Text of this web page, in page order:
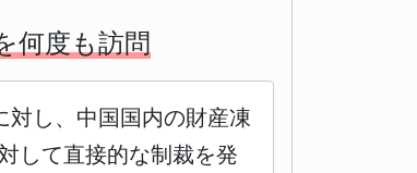
何度も訪問
し、中国国内の財産凍
して直接的な制裁を発